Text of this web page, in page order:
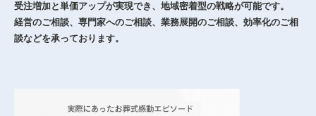
受注増加と単価アップが実現でき、地域密着型の戦略が可能です。
経営のご相談、専門家へのご相談、業務展開のご相談、効率化のご相
談などを承っております。